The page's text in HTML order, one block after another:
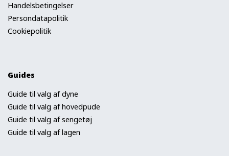
Handelsbetingelser
Persondatapolitik
Cookiepolitik
Guides
Guide til valg af dyne
Guide til valg af hovedpude
Guide til valg af sengetøj
Guide til valg af lagen